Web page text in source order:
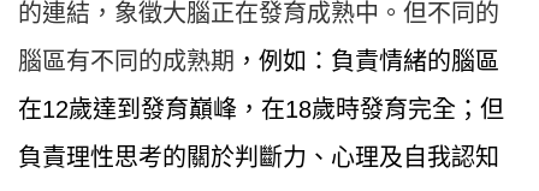
的連結，象徵大腦正在發育成熟中。但不同的
腦區有不同的成熟期 ，例如：負責情緒的腦區
在12歲達到發育巔峰，在18歲時發育完全；但
負責理性思考的關於判斷力、心理及自我認知